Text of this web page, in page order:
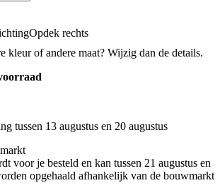
Opdek rechts
kleur of andere maat? Wijzig dan de details.
tussen 13 augustus en 20 augustus
voor je besteld en kan tussen 21 augustus en
opgehaald afhankelijk van de bouwmarkt